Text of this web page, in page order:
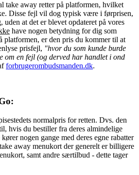
take away retter på platformen, hvilket
Disse fejl vil dog typisk være i førprisen,
uden at det er blevet opdateret på vores
have nogen betydning for dig som
platformen, er den pris du kommer til at
prisfejl, "hvor du som kunde burde
om en fejl (og derved har handlet i ond
forbrugerombudsmanden.dk.
normalpris for retten. Dvs. den
hvis du bestiller fra deres almindelige
nogen gange med deres egne rabatter
away menukort der generelt er billigere
samt andre særtilbud - dette tager